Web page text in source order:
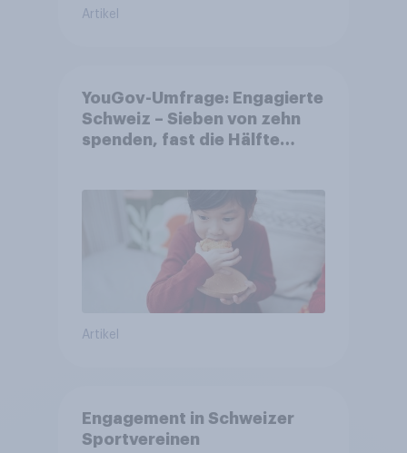
Artikel
YouGov-Umfrage: Engagierte
Schweiz – Sieben von zehn
spenden, fast die Hälfte
Artikel
Engagement in Schweizer
Sportvereinen